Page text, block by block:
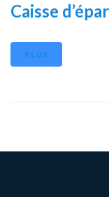
Caisse
PLUS